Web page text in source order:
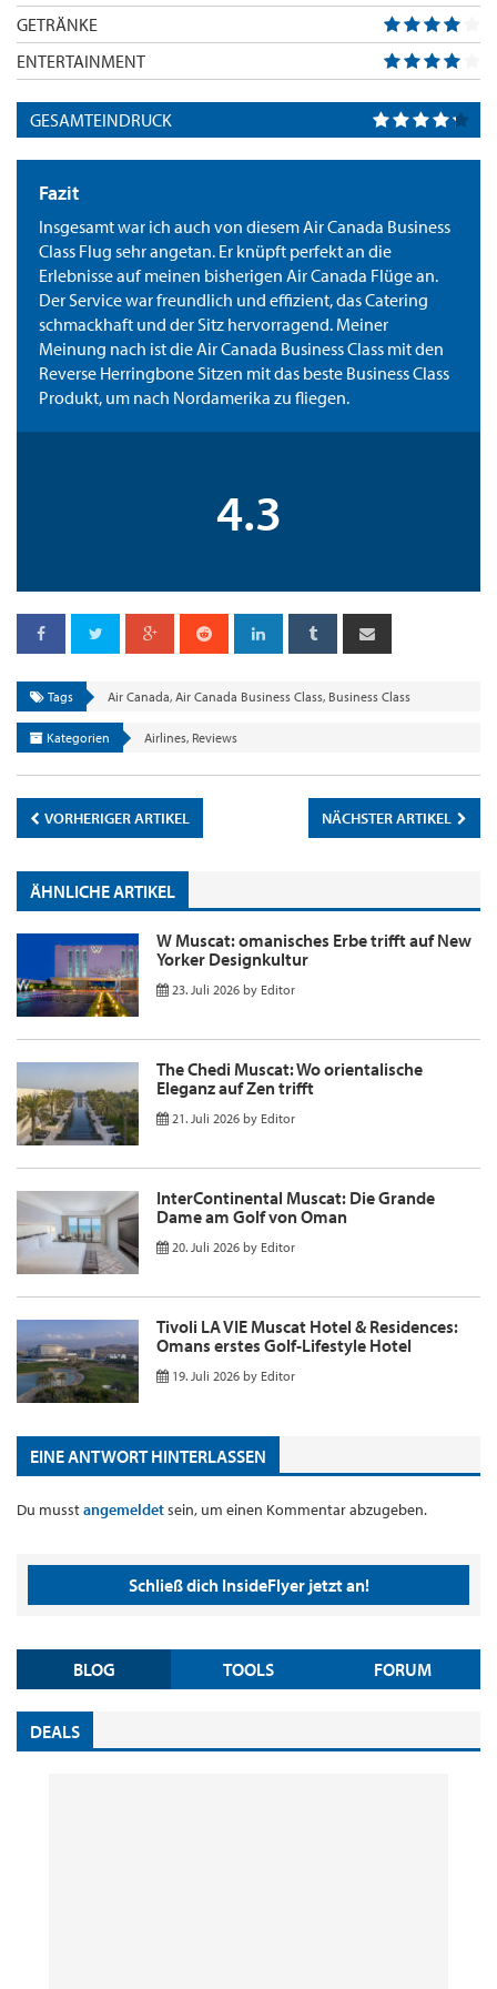
GETRÄNKE
ENTERTAINMENT
GESAMTEINDRUCK
Fazit
Insgesamt war ich auch von diesem Air Canada Business
Class Flug sehr angetan. Er knüpft perfekt an die
Erlebnisse auf meinen bisherigen Air Canada Flüge an.
Der Service war freundlich und effizient, das Catering
schmackhaft und der Sitz hervorragend. Meiner
Meinung nach ist die Air Canada Business Class mit den
Reverse Herringbone Sitzen mit das beste Business Class
Produkt, um nach Nordamerika zu fliegen.
4.3
Tags Air Canada, Air Canada Business Class, Business Class
Kategorien Airlines, Reviews
VORHERIGER ARTIKEL NÄCHSTER ARTIKEL
ÄHNLICHE ARTIKEL
W Muscat: omanisches Erbe trifft auf New
Yorker Designkultur
23. Juli 2026 by Editor
The Chedi Muscat: Wo orientalische
Eleganz auf Zen trifft
21. Juli 2026 by Editor
InterContinental Muscat: Die Grande
Dame am Golf von Oman
20. Juli 2026 by Editor
Tivoli LA VIE Muscat Hotel & Residences:
Omans erstes Golf-Lifestyle Hotel
19. Juli 2026 by Editor
EINE ANTWORT HINTERLASSEN
Du musstangemeldetsein, um einen Kommentar abzugeben.
Schließ dich InsideFlyer jetzt an!
BLOG TOOLS FORUM
DEALS